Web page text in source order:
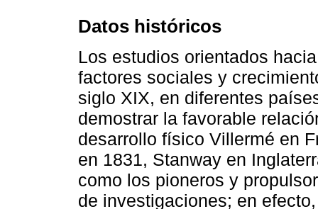
Datos históricos
Los estudios orientados
factores sociales y
siglo XIX, en diferentes
demostrar la favorable
desarrollo físico Villermé en
en 1831, Stanway en
como los pioneros y
de investigaciones; en